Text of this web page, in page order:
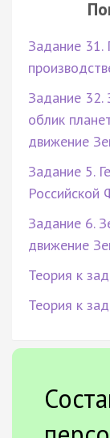
Задание 31.
Задание 32.
облик
движение
Задание 5.
Российской
Задание 6.
движение
Теория к
Теория к